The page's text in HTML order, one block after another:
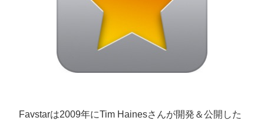
Favstarは2009年にTim Hainesさんが開発＆公開した